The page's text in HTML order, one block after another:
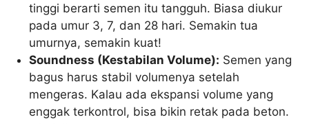
tinggi berarti semen itu tangguh. Biasa diukur
pada umur 3, 7, dan 28 hari. Semakin tua
umurnya, semakin kuat!
Soundness (Kestabilan Volume): Semen yang
bagus harus stabil volumenya setelah
mengeras. Kalau ada ekspansi volume yang
enggak terkontrol, bisa bikin retak pada beton.